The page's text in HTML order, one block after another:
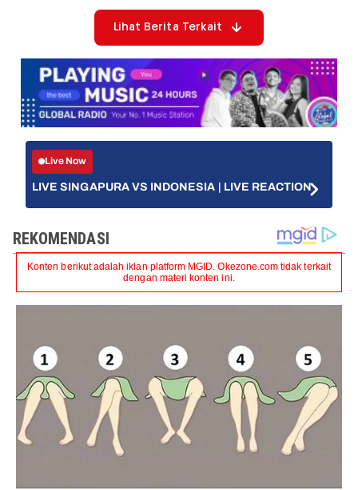
Lihat Berita Terkait
Live Now
LIVE SINGAPURA VS INDONESIA | LIVE REACTION